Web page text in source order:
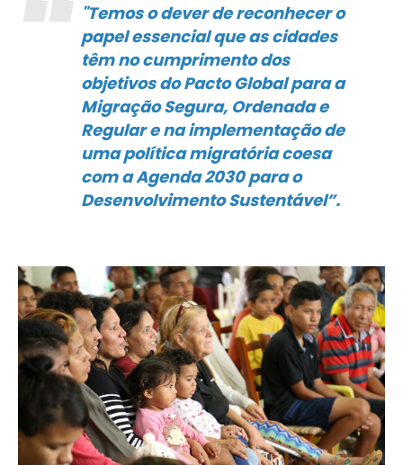
"Temos o dever de reconhecer o
papel essencial que as cidades
têm no cumprimento dos
objetivos do Pacto Global para a
Migração Segura, Ordenada e
Regular e na implementação de
uma política migratória coesa
com a Agenda 2030 para o
Desenvolvimento Sustentável”.